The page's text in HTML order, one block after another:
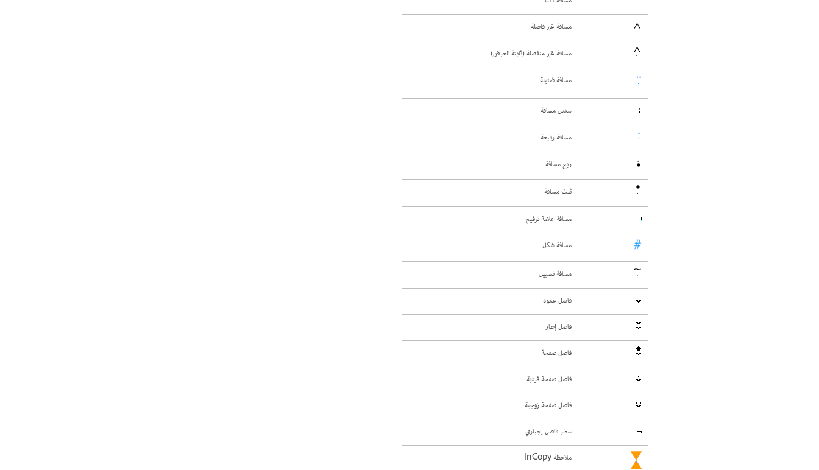
مسافة غير فاصلة
مسافة غير منفصلة (ثابتة العرض)
مسافة ضئيلة
سدس مسافة
مسافة رفيعة
ربع مسافة
ثلث مسافة
مسافة علامة ترقيم
مسافة شكل
مسافة تسييل
فاصل عمود
فاصل إطار
فاصل صفحة
فاصل صفحة فردية
فاصل صفحة زوجية
سطر فاصل إجباري
ملاحظة InCopy